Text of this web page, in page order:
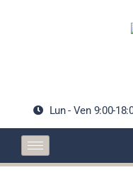
Lun - Ven 9:00-